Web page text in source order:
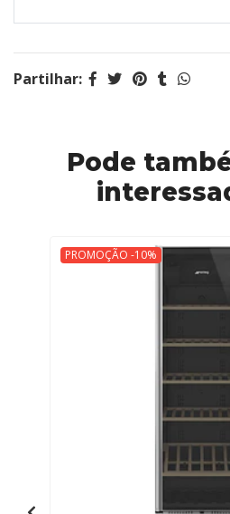
Partilhar:
Pode
PROMOÇÃO -10%